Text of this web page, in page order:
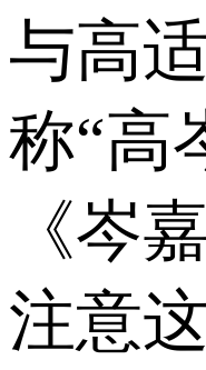
与高
称“高
《岑
注意